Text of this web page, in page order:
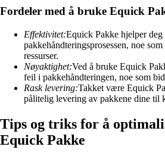
Fordeler med å bruke Equick
Effektivitet:Equick Pakke hjelper deg
pakkehåndteringsprosessen, noe
ressurser.
Nøyaktighet:Ved å bruke Equick
feil i pakkehåndteringen, noe som
Rask levering:Takket være Equick
pålitelig levering av pakkene dine til
Tips og triks for å
Equick Pakke